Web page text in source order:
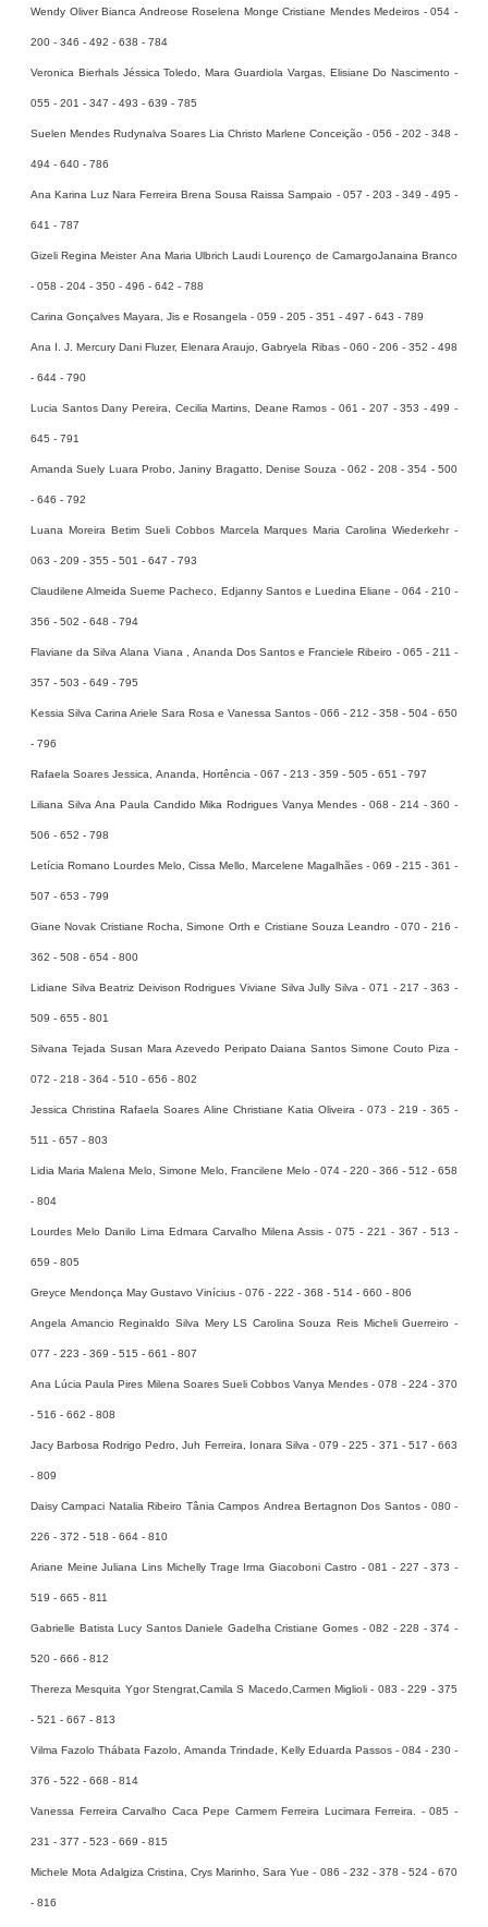
Wendy Oliver Bianca Andreose Roselena Monge Cristiane Mendes Medeiros - 054 -
200 - 346 - 492 - 638 - 784
Veronica Bierhals Jéssica Toledo, Mara Guardiola Vargas, Elisiane Do Nascimento -
055 - 201 - 347 - 493 - 639 - 785
Suelen Mendes Rudynalva Soares Lia Christo Marlene Conceição - 056 - 202 - 348 -
494 - 640 - 786
Ana Karina Luz Nara Ferreira Brena Sousa Raissa Sampaio - 057 - 203 - 349 - 495 -
641 - 787
Gizeli Regina Meister Ana Maria Ulbrich Laudi Lourenço de CamargoJanaina Branco
- 058 - 204 - 350 - 496 - 642 - 788
Carina Gonçalves Mayara, Jis e Rosangela - 059 - 205 - 351 - 497 - 643 - 789
Ana I. J. Mercury Dani Fluzer, Elenara Araujo, Gabryela Ribas - 060 - 206 - 352 - 498
- 644 - 790
Lucia Santos Dany Pereira, Cecilia Martins, Deane Ramos - 061 - 207 - 353 - 499 -
645 - 791
Amanda Suely Luara Probo, Janiny Bragatto, Denise Souza - 062 - 208 - 354 - 500
- 646 - 792
Luana Moreira Betim Sueli Cobbos Marcela Marques Maria Carolina Wiederkehr -
063 - 209 - 355 - 501 - 647 - 793
Claudilene Almeida Sueme Pacheco, Edjanny Santos e Luedina Eliane - 064 - 210 -
356 - 502 - 648 - 794
Flaviane da Silva Alana Viana , Ananda Dos Santos e Franciele Ribeiro - 065 - 211 -
357 - 503 - 649 - 795
Kessia Silva Carina Ariele Sara Rosa e Vanessa Santos - 066 - 212 - 358 - 504 - 650
- 796
Rafaela Soares Jessica, Ananda, Hortência - 067 - 213 - 359 - 505 - 651 - 797
Liliana Silva Ana Paula Candido Mika Rodrigues Vanya Mendes - 068 - 214 - 360 -
506 - 652 - 798
Letícia Romano Lourdes Melo, Cissa Mello, Marcelene Magalhães - 069 - 215 - 361 -
507 - 653 - 799
Giane Novak Cristiane Rocha, Simone Orth e Cristiane Souza Leandro - 070 - 216 -
362 - 508 - 654 - 800
Lidiane Silva Beatriz Deivison Rodrigues Viviane Silva Jully Silva - 071 - 217 - 363 -
509 - 655 - 801
Silvana Tejada Susan Mara Azevedo Peripato Daiana Santos Simone Couto Piza -
072 - 218 - 364 - 510 - 656 - 802
Jessica Christina Rafaela Soares Aline Christiane Katia Oliveira - 073 - 219 - 365 -
511 - 657 - 803
Lidia Maria Malena Melo, Simone Melo, Francilene Melo - 074 - 220 - 366 - 512 - 658
- 804
Lourdes Melo Danilo Lima Edmara Carvalho Milena Assis - 075 - 221 - 367 - 513 -
659 - 805
Greyce Mendonça May Gustavo Vinícius - 076 - 222 - 368 - 514 - 660 - 806
Angela Amancio Reginaldo Silva Mery LS Carolina Souza Reis Micheli Guerreiro -
077 - 223 - 369 - 515 - 661 - 807
Ana Lúcia Paula Pires Milena Soares Sueli Cobbos Vanya Mendes - 078 - 224 - 370
- 516 - 662 - 808
Jacy Barbosa Rodrigo Pedro, Juh Ferreira, Ionara Silva - 079 - 225 - 371 - 517 - 663
- 809
Daisy Campaci Natalia Ribeiro Tânia Campos Andrea Bertagnon Dos Santos - 080 -
226 - 372 - 518 - 664 - 810
Ariane Meine Juliana Lins Michelly Trage Irma Giacoboni Castro - 081 - 227 - 373 -
519 - 665 - 811
Gabrielle Batista Lucy Santos Daniele Gadelha Cristiane Gomes - 082 - 228 - 374 -
520 - 666 - 812
Thereza Mesquita Ygor Stengrat,Camila S Macedo,Carmen Miglioli - 083 - 229 - 375
- 521 - 667 - 813
Vilma Fazolo Thábata Fazolo, Amanda Trindade, Kelly Eduarda Passos - 084 - 230 -
376 - 522 - 668 - 814
Vanessa Ferreira Carvalho Caca Pepe Carmem Ferreira Lucimara Ferreira. - 085 -
231 - 377 - 523 - 669 - 815
Michele Mota Adalgiza Cristina, Crys Marinho, Sara Yue - 086 - 232 - 378 - 524 - 670
- 816